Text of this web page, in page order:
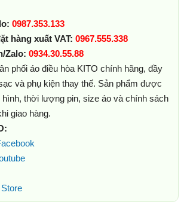
0987.353.133
hàng xuất VAT: 0967.555.338
Zalo: 0934.30.55.88
phối áo điều hòa KITO chính hãng, đầy
và phụ kiện thay thế. Sản phẩm được
thời lượng pin, size áo và chính sách
giao hàng.